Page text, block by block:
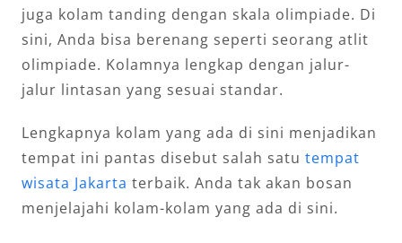
juga kolam tanding dengan skala olimpiade. Di
sini, Anda bisa berenang seperti seorang atlit
olimpiade. Kolamnya lengkap dengan jalur-
jalur lintasan yang sesuai standar.
Lengkapnya kolam yang ada di sini menjadikan
tempat ini pantas disebut salah satu tempat
wisata Jakarta terbaik. Anda tak akan bosan
menjelajahi kolam-kolam yang ada di sini.